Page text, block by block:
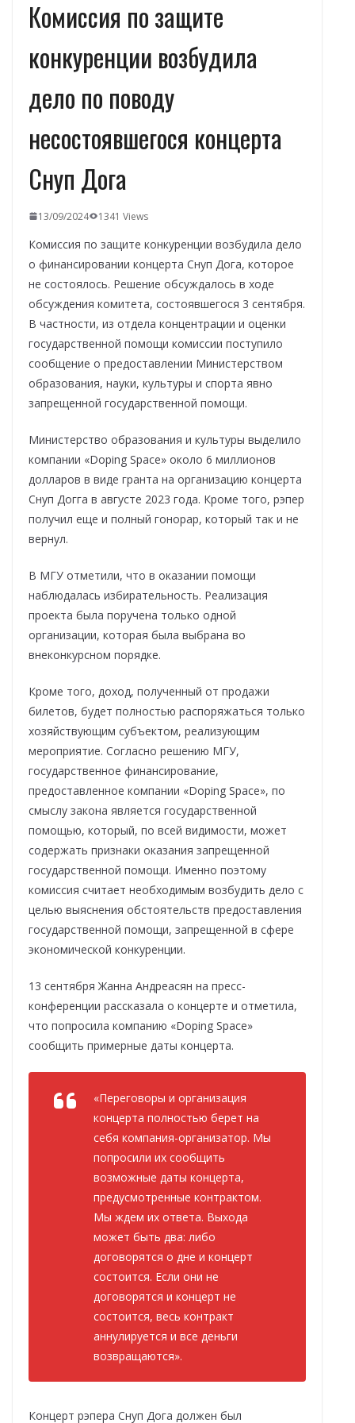
Комиссия по защите
конкуренции возбудила
дело по поводу
несостоявшегося концерта
Снуп Дога
13/09/2024 1341 Views
Комиссия по защите конкуренции возбудила дело
о финансировании концерта Снуп Дога, которое
не состоялось. Решение обсуждалось в ходе
обсуждения комитета, состоявшегося 3 сентября.
В частности, из отдела концентрации и оценки
государственной помощи комиссии поступило
сообщение о предоставлении Министерством
образования, науки, культуры и спорта явно
запрещенной государственной помощи.
Министерство образования и культуры выделило
компании «Doping Space» около 6 миллионов
долларов в виде гранта на организацию концерта
Снуп Догга в августе 2023 года. Кроме того, рэпер
получил еще и полный гонорар, который так и не
вернул.
В МГУ отметили, что в оказании помощи
наблюдалась избирательность. Реализация
проекта была поручена только одной
организации, которая была выбрана во
внеконкурсном порядке.
Кроме того, доход, полученный от продажи
билетов, будет полностью распоряжаться только
хозяйствующим субъектом, реализующим
мероприятие. Согласно решению МГУ,
государственное финансирование,
предоставленное компании «Doping Space», по
смыслу закона является государственной
помощью, который, по всей видимости, может
содержать признаки оказания запрещенной
государственной помощи. Именно поэтому
комиссия считает необходимым возбудить дело с
целью выяснения обстоятельств предоставления
государственной помощи, запрещенной в сфере
экономической конкуренции.
13 сентября Жанна Андреасян на пресс-
конференции рассказала о концерте и отметила,
что попросила компанию «Doping Space»
сообщить примерные даты концерта.
«Переговоры и организация
концерта полностью берет на
себя компания-организатор. Мы
попросили их сообщить
возможные даты концерта,
предусмотренные контрактом.
Мы ждем их ответа. Выхода
может быть два: либо
договорятся о дне и концерт
состоится. Если они не
договорятся и концерт не
состоится, весь контракт
аннулируется и все деньги
возвращаются».
Концерт рэпера Снуп Дога должен был